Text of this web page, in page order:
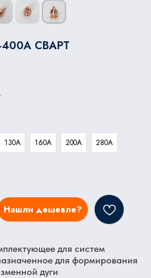
СВАРТ
130A 160A 200A 280A
Нашли дешевле?
для систем
для формирования
дуги